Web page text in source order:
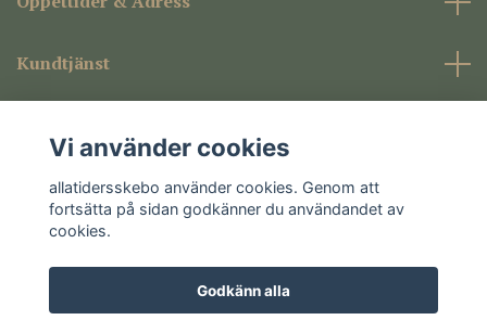
Kundtjänst
Sociala medier
Vi använder cookies
allatidersskebo använder cookies. Genom att
fortsätta på sidan godkänner du användandet av
cookies.
Godkänn alla